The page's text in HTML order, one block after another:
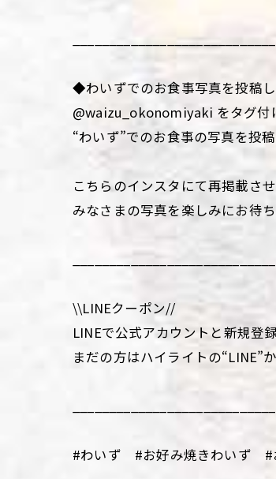
◆わいずでのお食事写真を投稿
@waizu_okonomiyaki をタグ付
“わいず”でのお食事の写真を投
こちらのインスタにて再掲載さ
みなさまの写真を楽しみにお待
\\LINEクーポン//
LINEで公式アカウントと新規登
まだの方はハイライトの“LINE”
#わいず #お好み焼きわいず